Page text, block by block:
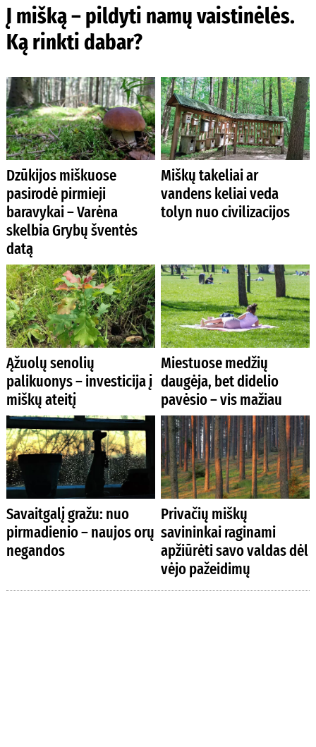
Į mišką – pildyti namų vaistinėlės.
Ką rinkti dabar?
Dzūkijos miškuose
pasirodė pirmieji
baravykai – Varėna
skelbia Grybų šventės
datą
Miškų takeliai ar
vandens keliai veda
tolyn nuo civilizacijos
Ąžuolų senolių
palikuonys – investicija į
miškų ateitį
Miestuose medžių
daugėja, bet didelio
pavėsio – vis mažiau
Savaitgalį gražu: nuo
pirmadienio – naujos orų
negandos
Privačių miškų
savininkai raginami
apžiūrėti savo valdas dėl
vėjo pažeidimų